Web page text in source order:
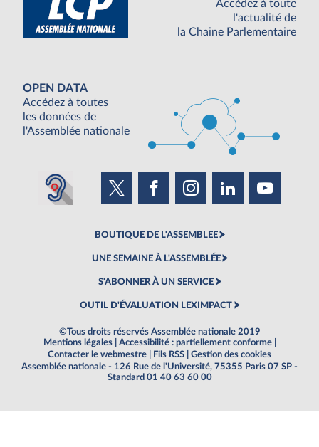
Accédez à toute
l'actualité de
la Chaine Parlementaire
OPEN DATA
Accédez à toutes
les données de
l'Assemblée nationale
BOUTIQUE DE L'ASSEMBLEE
UNE SEMAINE À L'ASSEMBLÉE
S'ABONNER À UN SERVICE
OUTIL D'ÉVALUATION LEXIMPACT
©Tous droits réservés Assemblée nationale 2019
Mentions légales
Accessibilité : partiellement conforme
Contacter le webmestre
Fils RSS
Gestion des cookies
Assemblée nationale - 126 Rue de l'Université, 75355 Paris 07 SP -
Standard 01 40 63 60 00